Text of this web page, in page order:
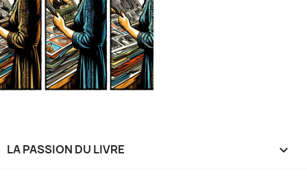
LA PASSION DU LIVRE 